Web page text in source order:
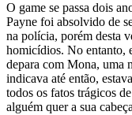
O game se passa dois
Payne foi absolvido de
na polícia, porém desta
homicídios. No entanto,
depara com Mona, uma
indicava até então,
todos os fatos trágicos
alguém quer a sua